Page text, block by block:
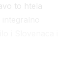
to htela